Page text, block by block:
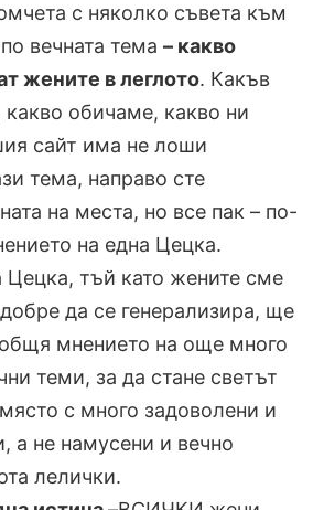
с няколко съвета към
вечната тема – какво
жените в леглото. Какъв
какво обичаме, какво ни
сайт има не лоши
тема, направо сте
на места, но все пак – по-
на една Цецка.
Цецка, тъй като жените сме
да се генерализира, ще
мнението на още много
теми, за да стане светът
с много задоволени и
а не намусени и вечно
лелички.